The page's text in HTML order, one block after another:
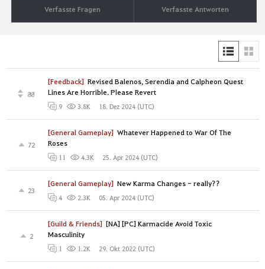
Verfasste Fragen Verfasste Antworten
[Feedback] Revised Balenos, Serendia and Calpheon Quest
Lines Are Horrible. Please Revert
88
9 3.8K 18. Dez 2024 (UTC)
[General Gameplay] Whatever Happened to War Of The
Roses
72
11 4.3K 25. Apr 2024 (UTC)
[General Gameplay] New Karma Changes - really??
23
4 2.3K 05. Apr 2024 (UTC)
[Guild & Friends] [NA] [PC] Karmacide Avoid Toxic
Masculinity
2
1 1.2K 29. Okt 2022 (UTC)